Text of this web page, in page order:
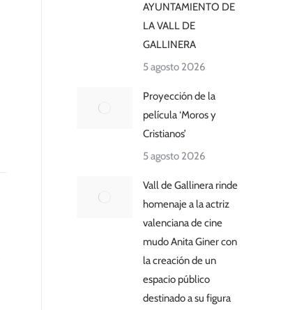
AYUNTAMIENTO DE
LA VALL DE
GALLINERA
5 agosto 2026
Proyección de la
película ‘Moros y
Cristianos’
5 agosto 2026
Vall de Gallinera rinde
homenaje a la actriz
valenciana de cine
mudo Anita Giner con
la creación de un
espacio público
destinado a su figura